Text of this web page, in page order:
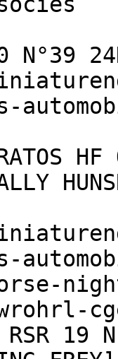
N°39
wrohrl-
19